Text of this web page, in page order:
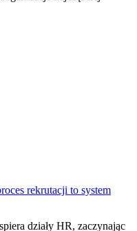
rekrutacji to system
działy HR, zaczynając